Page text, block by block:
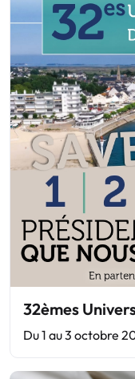
32èmes
Du 1 au 3 octobre